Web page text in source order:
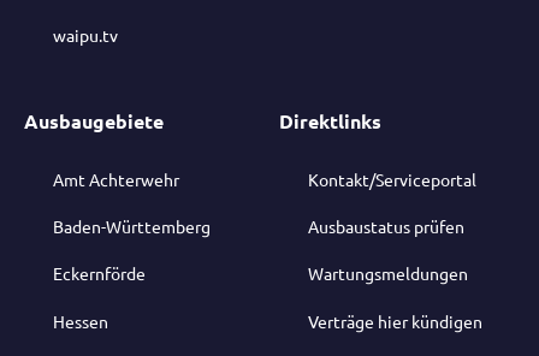
waipu.tv
Ausbaugebiete
Amt Achterwehr
Baden-Württemberg
Eckernförde
Hessen
Direktlinks
Kontakt/Serviceportal
Ausbaustatus prüfen
Wartungsmeldungen
Verträge hier kündigen